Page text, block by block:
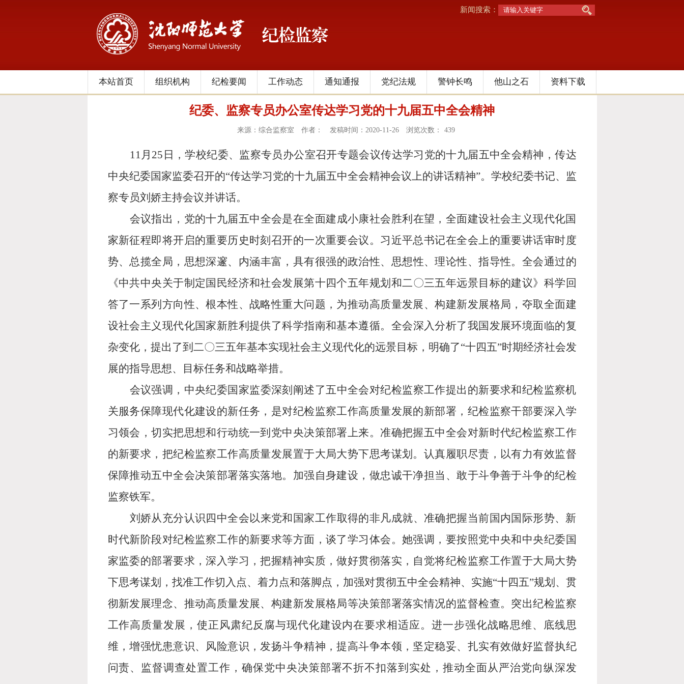
新闻搜索：
本站首页 组织机构 纪检要闻 工作动态 通知通报 党纪法规 警钟长鸣 他山之石 资料下载
纪委、监察专员办公室传达学习党的十九届五中全会精神
来源：综合监察室 作者： 发稿时间：2020-11-26 浏览次数： 439
11月 25 日，学校纪委、监察专员办公室召开专题会议传达学习党的十九届五中全会精神，传达
中央纪委国家监委召开的“传达学习党的十九届五中全会精神会议上的讲话精神”。学校纪委书记、监
察专员刘娇主持会议并讲话。
会议指出，党的十九届五中全会是在全面建成小康社会胜利在望，全面建设社会主义现代化国
家新征程即将开启的重要历史时刻召开的一次重要会议。习近平总书记在全会上的重要讲话审时度
势、总揽全局，思想深邃、内涵丰富，具有很强的政治性、思想性、理论性、指导性。全会通过的
《中共中央关于制定国民经济和社会发展第十四个五年规划和二〇三五年远景目标的建议》科学回
答了一系列方向性、根本性、战略性重大问题，为推动高质量发展、构建新发展格局，夺取全面建
设社会主义现代化国家新胜利提供了科学指南和基本遵循。 全会深入分析了我国发展环境面临的复
杂变化，提出了到二〇三五年基本实现社会主义现代化的远景目标，明确了“十四五”时期经济社会发
展的指导思想、目标任务和战略举措。
会议强调，中央纪委国家监委深刻阐述了五中全会对纪检监察工作提出的新要求和纪检监察机
关服务保障现代化建设的新任务，是对纪检监察工作高质量发展的新部署，纪检监察干部要深入学
习领会，切实把思想和行动统一到党中央决策部署上来。准确把握五中全会对新时代纪检监察工作
的新要求，把纪检监察工作高质量发展置于大局大势下思考谋划。认真履职尽责，以有力有效监督
保障推动五中全会决策部署落实落地。加强自身建设，做忠诚干净担当、敢于斗争善于斗争的纪检
监察铁军。
刘娇从充分认识四中全会以来党和国家工作取得的非凡成就、准确把握当前国内国际形势、新
时代新阶段对纪检监察工作的新要求等方面，谈了学习体会。她强调，要按照党中央和中央纪委国
家监委的部署要求，深入学习，把握精神实质，做好贯彻落实，自觉将纪检监察工作置于大局大势
下思考谋划，找准工作切入点、着力点和落脚点，加强对贯彻五中全会精神、实施“十四五”规划、贯
彻新发展理念、推动高质量发展、构建新发展格局等决策部署落实情况的监督检查。突出纪检监察
工作高质量发展，使正风肃纪反腐与现代化建设内在要求相适应。进一步强化战略思维、底线思
维，增强忧患意识、风险意识，发扬斗争精神，提高斗争本领，坚定稳妥、扎实有效做好监督执纪
问责、监督调查处置工作，确保党中央决策部署不折不扣落到实处，推动全面从严治党向纵深发